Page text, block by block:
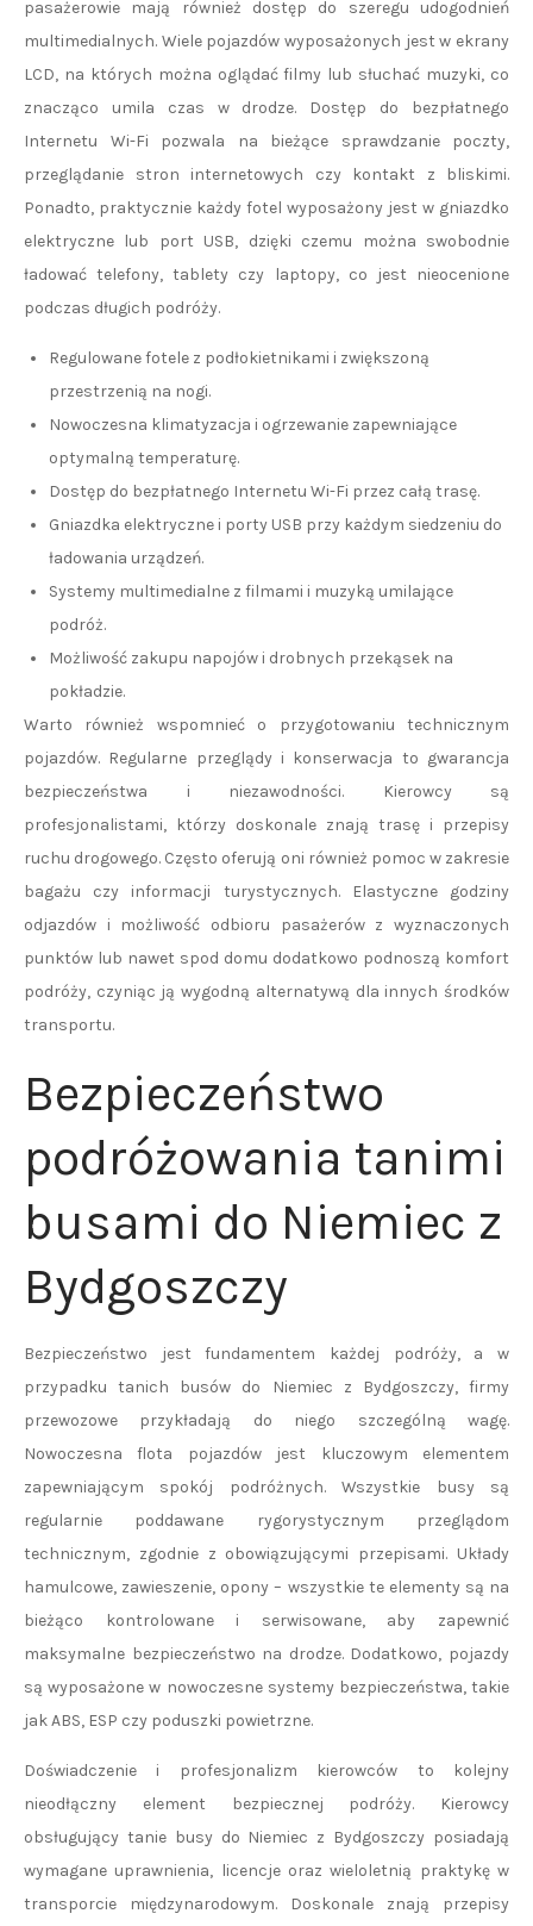
pasażerowie mają również dostęp do szeregu udogodnień
multimedialnych. Wiele pojazdów wyposażonych jest w ekrany
LCD, na których można oglądać filmy lub słuchać muzyki, co
znacząco umila czas w drodze. Dostęp do bezpłatnego
Internetu Wi-Fi pozwala na bieżące sprawdzanie poczty,
przeglądanie stron internetowych czy kontakt z bliskimi.
Ponadto, praktycznie każdy fotel wyposażony jest w gniazdko
elektryczne lub port USB, dzięki czemu można swobodnie
ładować telefony, tablety czy laptopy, co jest nieocenione
podczas długich podróży.
Regulowane fotele z podłokietnikami i zwiększoną
przestrzenią na nogi.
Nowoczesna klimatyzacja i ogrzewanie zapewniające
optymalną temperaturę.
Dostęp do bezpłatnego Internetu Wi-Fi przez całą trasę.
Gniazdka elektryczne i porty USB przy każdym siedzeniu do
ładowania urządzeń.
Systemy multimedialne z filmami i muzyką umilające
podróż.
Możliwość zakupu napojów i drobnych przekąsek na
pokładzie.
Warto również wspomnieć o przygotowaniu technicznym
pojazdów. Regularne przeglądy i konserwacja to gwarancja
bezpieczeństwa i niezawodności. Kierowcy są
profesjonalistami, którzy doskonale znają trasę i przepisy
ruchu drogowego. Często oferują oni również pomoc w zakresie
bagażu czy informacji turystycznych. Elastyczne godziny
odjazdów i możliwość odbioru pasażerów z wyznaczonych
punktów lub nawet spod domu dodatkowo podnoszą komfort
podróży, czyniąc ją wygodną alternatywą dla innych środków
transportu.
Bezpieczeństwo
podróżowania tanimi
busami do Niemiec z
Bydgoszczy
Bezpieczeństwo jest fundamentem każdej podróży, a w
przypadku tanich busów do Niemiec z Bydgoszczy, firmy
przewozowe przykładają do niego szczególną wagę.
Nowoczesna flota pojazdów jest kluczowym elementem
zapewniającym spokój podróżnych. Wszystkie busy są
regularnie poddawane rygorystycznym przeglądom
technicznym, zgodnie z obowiązującymi przepisami. Układy
hamulcowe, zawieszenie, opony – wszystkie te elementy są na
bieżąco kontrolowane i serwisowane, aby zapewnić
maksymalne bezpieczeństwo na drodze. Dodatkowo, pojazdy
są wyposażone w nowoczesne systemy bezpieczeństwa, takie
jak ABS, ESP czy poduszki powietrzne.
Doświadczenie i profesjonalizm kierowców to kolejny
nieodłączny element bezpiecznej podróży. Kierowcy
obsługujący tanie busy do Niemiec z Bydgoszczy posiadają
wymagane uprawnienia, licencje oraz wieloletnią praktykę w
transporcie międzynarodowym. Doskonale znają przepisy